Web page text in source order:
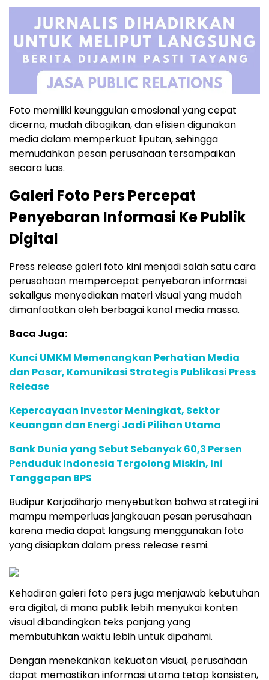
Foto memiliki keunggulan emosional yang cepat
dicerna, mudah dibagikan, dan efisien digunakan
media dalam memperkuat liputan, sehingga
memudahkan pesan perusahaan tersampaikan
secara luas.
Galeri Foto Pers Percepat
Penyebaran Informasi Ke Publik
Digital
Press release galeri foto kini menjadi salah satu cara
perusahaan mempercepat penyebaran informasi
sekaligus menyediakan materi visual yang mudah
dimanfaatkan oleh berbagai kanal media massa.
Baca Juga:
Kunci UMKM Memenangkan Perhatian Media
dan Pasar, Komunikasi Strategis Publikasi Press
Release
Kepercayaan Investor Meningkat, Sektor
Keuangan dan Energi Jadi Pilihan Utama
Bank Dunia yang Sebut Sebanyak 60,3 Persen
Penduduk Indonesia Tergolong Miskin, Ini
Tanggapan BPS
Budipur Karjodiharjo menyebutkan bahwa strategi ini
mampu memperluas jangkauan pesan perusahaan
karena media dapat langsung menggunakan foto
yang disiapkan dalam press release resmi.
Kehadiran galeri foto pers juga menjawab kebutuhan
era digital, di mana publik lebih menyukai konten
visual dibandingkan teks panjang yang
membutuhkan waktu lebih untuk dipahami.
Dengan menekankan kekuatan visual, perusahaan
dapat memastikan informasi utama tetap konsisten,